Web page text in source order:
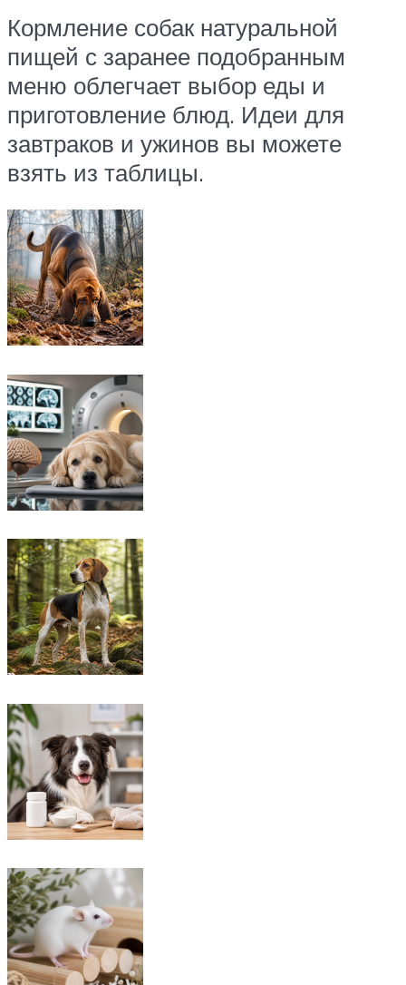
Кормление собак натуральной
пищей с заранее подобранным
меню облегчает выбор еды и
приготовление блюд. Идеи для
завтраков и ужинов вы можете
взять из таблицы.